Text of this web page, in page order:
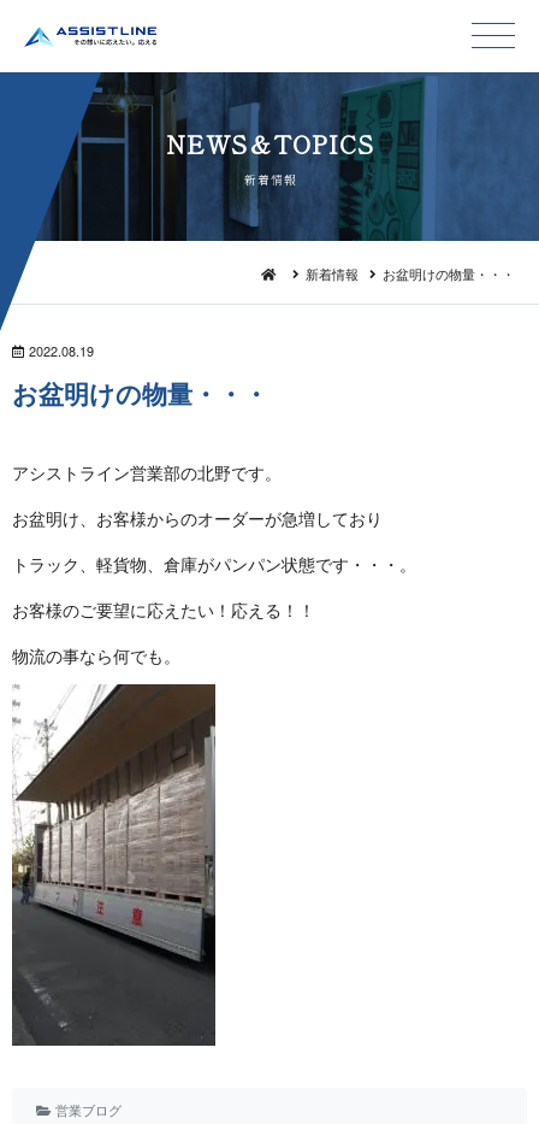
NEWS＆TO P I C S
新 着 情 報
新着情報 お盆明けの物量・・・
2022.08.19
お盆明けの物 量 ・ ・ ・
アシストライン営業部の北 野 で す 。
お盆明け、お客様からのオーダーが急増 し て お り
トラック、軽貨物、倉庫がパンパン状態です ・ ・ ・ 。
お客様のご要望に応えたい！応 え る ！ ！
物流の事なら 何 で も 。
営業ブログ